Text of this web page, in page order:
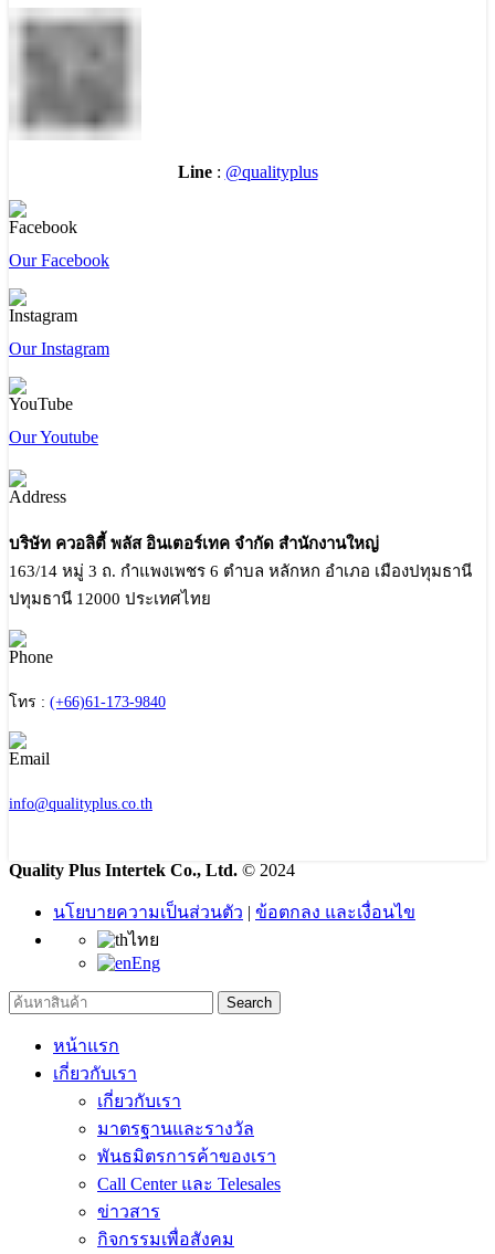
Line: @qualityplus
Our Facebook
Our Instagram
Our Youtube
บริษัท ควอลิตี้ พลัส อินเตอร์เทค จำกัด สำนักงานใหญ่
163/14 หมู่ 3 ถ. กำแพงเพชร 6 ตำบล หลักหก อำเภอ เมืองปทุมธานี
ปทุมธานี 12000 ประเทศไทย
โทร : (+66)61-173-9840
info@qualityplus.co.th
Quality Plus Intertek Co., Ltd. © 2024
นโยบายความเป็นส่วนตัว | ข้อตกลง และเงื่อนไข
ไทย
Eng
Search
หน้าแรก
เกี่ยวกับเรา
เกี่ยวกับเรา
มาตรฐานและรางวัล
พันธมิตรการค้าของเรา
Call Center และ Telesales
ข่าวสาร
กิจกรรมเพื่อสังคม